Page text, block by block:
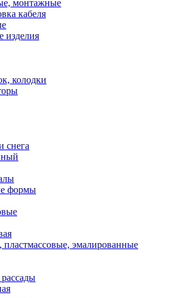
монтажные
кабеля
изделия
колодки
снега
формы
эмалированные